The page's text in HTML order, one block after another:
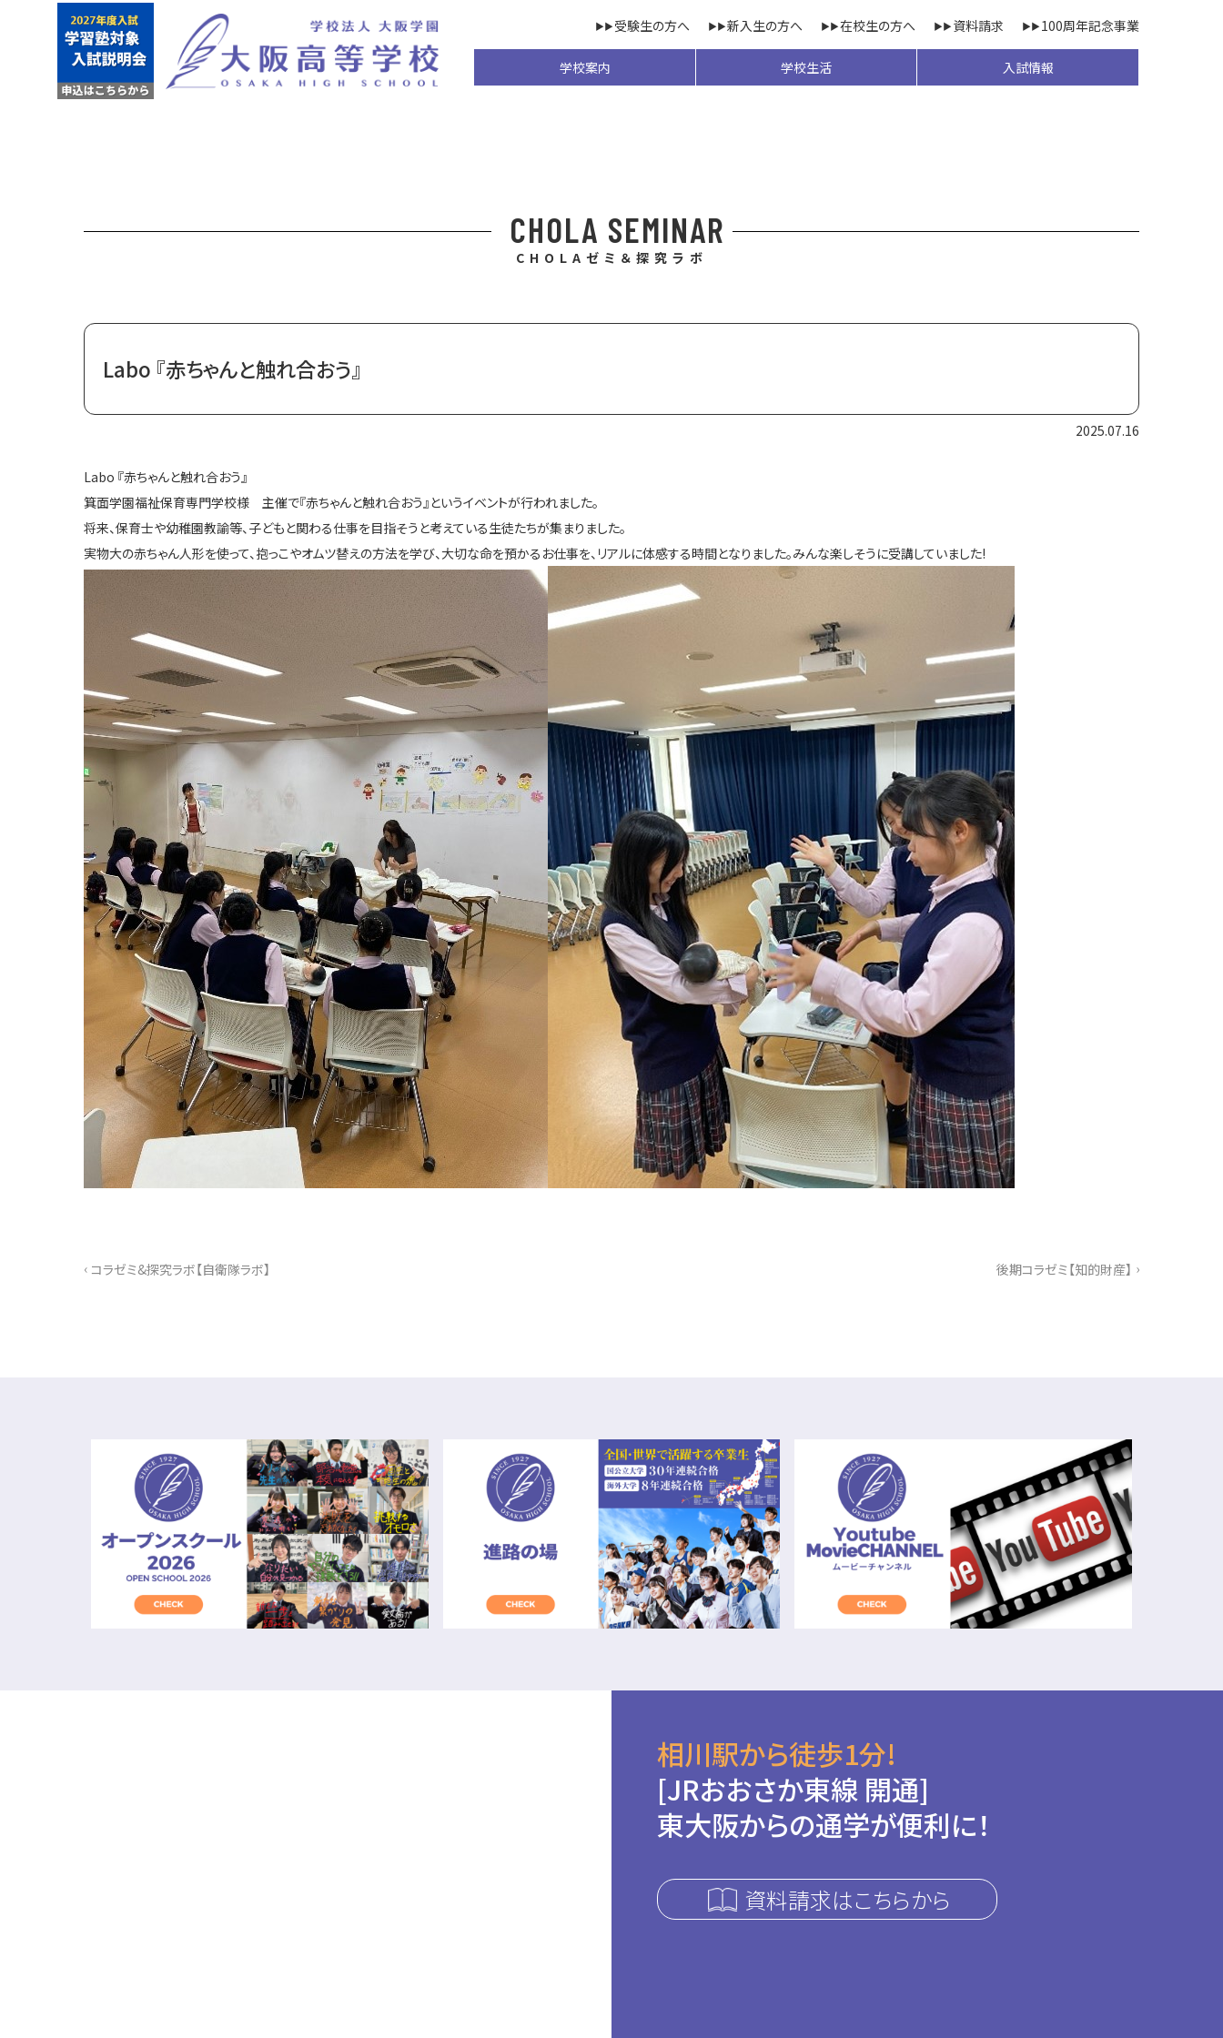
受験生の方へ 新入生の方へ 在校生の方へ 資料請求 100周年記念事業
学校案内 学校生活 入試情報
CHOLA SEMINAR
CHOLAゼミ＆探究ラボ
Labo 『赤ちゃんと触れ合おう』
2025.07.16
Labo 『赤ちゃんと触れ合おう』
箕面学園福祉保育専門学校様 主催で『赤ちゃんと触れ合おう』というイベントが行われました。
将来、保育士や幼稚園教諭等、子どもと関わる仕事を目指そうと考えている生徒たちが集まりました。
実物大の赤ちゃん人形を使って、抱っこやオムツ替えの方法を学び、大切な命を預かるお仕事を、リアルに体感する時間となりました。みんな楽しそうに受講していました!
‹ コラゼミ&探究ラボ【自衛隊ラボ】 後期コラゼミ【知的財産】 ›
相川駅から徒歩1分!
[JRおおさか東線 開通]
東大阪からの通学が便利に！
資料請求はこちらから